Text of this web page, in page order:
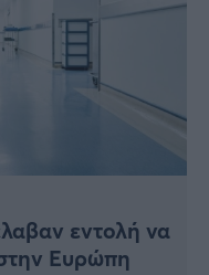
εντολή να
Ευρώπη